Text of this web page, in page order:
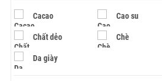
Cacao Cao su
Chất dẻo Chè
Da giày